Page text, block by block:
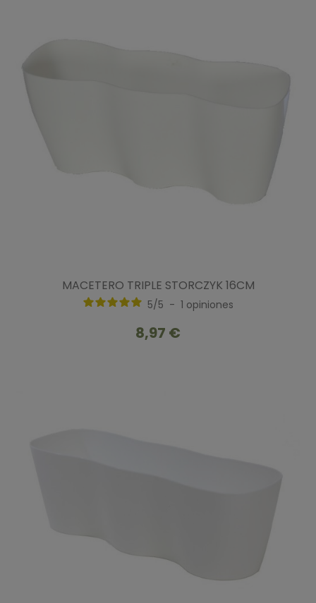
MACETERO TRIPLE STORCZYK 16CM
5/5 - 1 opiniones
8,97 €